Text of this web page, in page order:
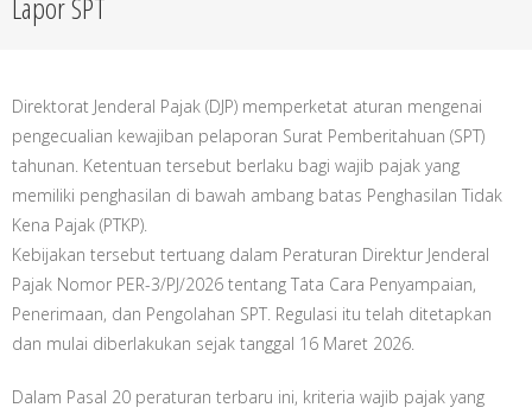
Direktorat Jenderal Pajak (DJP) memperketat aturan mengenai
pengecualian kewajiban pelaporan Surat Pemberitahuan (SPT)
tahunan. Ketentuan tersebut berlaku bagi wajib pajak yang
memiliki penghasilan di bawah ambang batas Penghasilan Tidak
Kena Pajak (PTKP).
Kebijakan tersebut tertuang dalam Peraturan Direktur Jenderal
Pajak Nomor PER-3/PJ/2026 tentang Tata Cara Penyampaian,
Penerimaan, dan Pengolahan SPT. Regulasi itu telah ditetapkan
dan mulai diberlakukan sejak tanggal 16 Maret 2026.
Dalam Pasal 20 peraturan terbaru ini, kriteria wajib pajak yang